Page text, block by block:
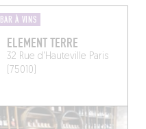
BAR À VINS
ELEMENT TERRE
32 Rue d'Hauteville Paris
(75010)